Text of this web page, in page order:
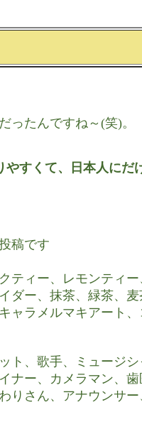
たんですね～(笑)。
やすくて、日本人にだ
稿です
ティー、レモンティ
ダー、抹茶、緑茶、
ャラメルマキアート
ト、歌手、ミュージ
ナー、カメラマン、
りさん、アナウンサ